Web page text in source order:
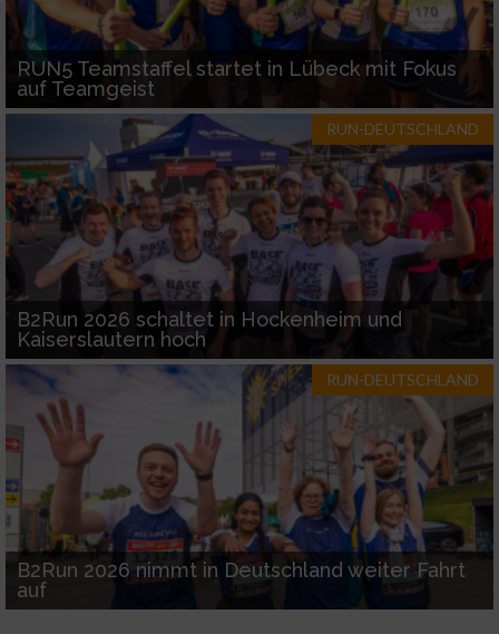
RUN5 Teamstaffel startet in Lübeck mit Fokus
auf Teamgeist
RUN-DEUTSCHLAND
B2Run 2026 schaltet in Hockenheim und
Kaiserslautern hoch
RUN-DEUTSCHLAND
B2Run 2026 nimmt in Deutschland weiter Fahrt
auf